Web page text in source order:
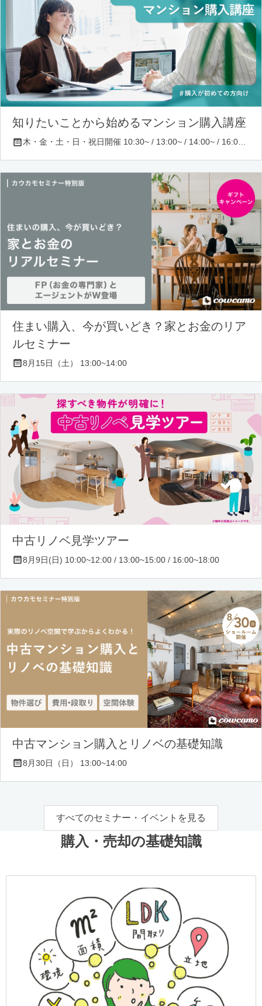
知りたいことから始めるマンション購入講座
木・金・土・日・祝日開催 10:30~ / 13:00~ / 14:00~ / 16:00~ / 17:00~/ 18:30~/ 19:30~
住まい購入、今が買いどき？家とお金のリア
ルセミナー
8月15日（土） 13:00~14:00
中古リノベ見学ツアー
8月9日(日) 10:00~12:00 / 13:00~15:00 / 16:00~18:00
中古マンション購入とリノベの基礎知識
8月30日（日） 13:00~14:00
すべてのセミナー・イベントを見る
購入・売却の基礎知識